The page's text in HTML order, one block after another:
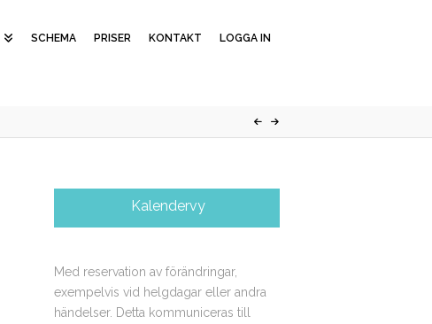
SCHEMA PRISER KONTAKT LOGGA IN
Kalendervy
Med reservation av förändringar,
exempelvis vid helgdagar eller andra
händelser. Detta kommuniceras till